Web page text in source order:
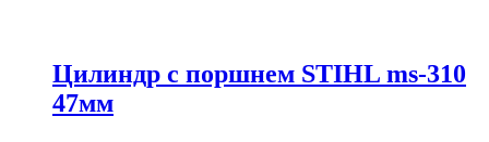
Цилиндр с поршнем STIHL ms-310
47мм